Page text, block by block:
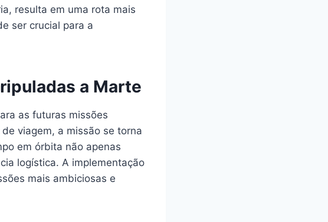
resulta em uma rota mais
ser crucial para a
a Marte
as futuras missões
viagem, a missão se torna
em órbita não apenas
logística. A implementação
mais ambiciosas e